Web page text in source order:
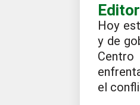
Hoy
y de
el